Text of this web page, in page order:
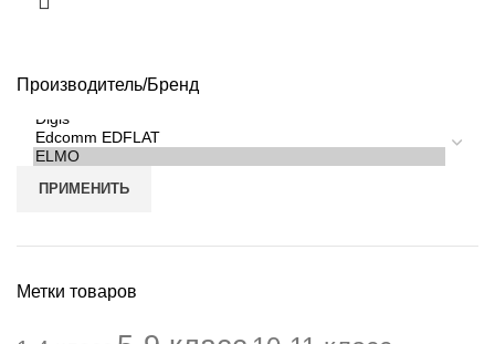
Производитель/Бренд
ПРИМЕНИТЬ
Метки товаров